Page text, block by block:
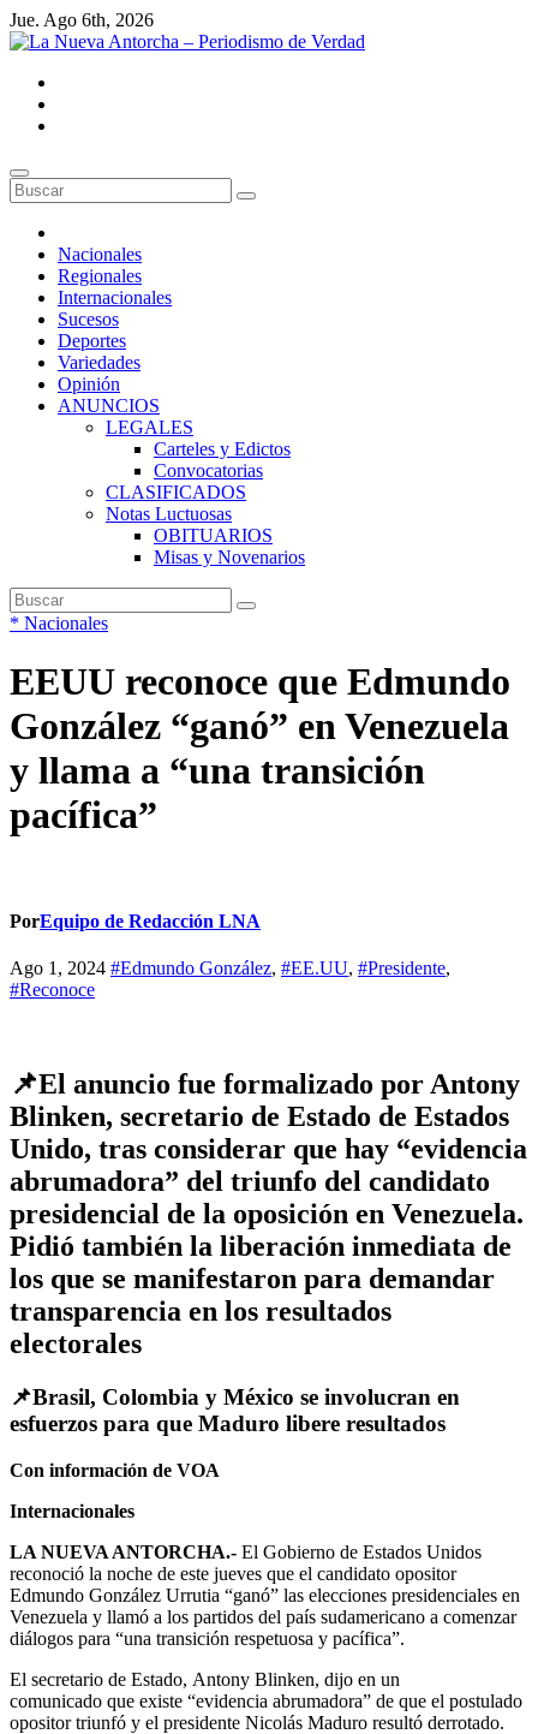
Saltar
al
Jue. Ago 6th, 2026
La Nueva Antorcha - Periodismo de Verdad
Noticias de Venezuela y el mundo.
Nacionales
Regionales
Internacionales
Sucesos
Deportes
Variedades
Opinión
ANUNCIOS
LEGALES
Carteles y Edictos
Convocatorias
CLASIFICADOS
Notas Luctuosas
OBITUARIOS
Misas y Novenarios
* Nacionales
EEUU reconoce que Edmundo
González “ganó” en Venezuela
y llama a “una transición
pacífica”
PorEquipo de Redacción LNA
Ago 1, 2024 #Edmundo González, #EE.UU, #Presidente,
#Reconoce
📌El anuncio fue formalizado por Antony
Blinken, secretario de Estado de Estados
Unido, tras considerar que hay “evidencia
abrumadora” del triunfo del candidato
presidencial de la oposición en Venezuela.
Pidió también la liberación inmediata de
los que se manifestaron para demandar
transparencia en los resultados
electorales
📌Brasil, Colombia y México se involucran en
esfuerzos para que Maduro libere resultados
Con información de VOA
Internacionales
LA NUEVA ANTORCHA.- El Gobierno de Estados Unidos
reconoció la noche de este jueves que el candidato opositor
Edmundo González Urrutia “ganó” las elecciones presidenciales en
Venezuela y llamó a los partidos del país sudamericano a comenzar
diálogos para “una transición respetuosa y pacífica”.
El secretario de Estado, Antony Blinken, dijo en un
comunicado que existe “evidencia abrumadora” de que el postulado
opositor triunfó y el presidente Nicolás Maduro resultó derrotado.